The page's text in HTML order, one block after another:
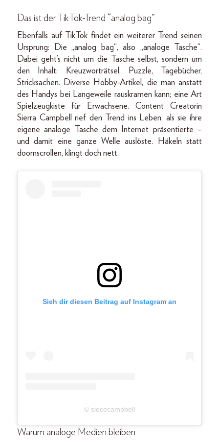
Das ist der TikTok-Trend “analog bag”
Ebenfalls auf TikTok findet ein weiterer Trend seinen
Ursprung: Die „analog bag“, also „analoge Tasche“.
Dabei geht’s nicht um die Tasche selbst, sondern um
den Inhalt: Kreuzworträtsel, Puzzle, Tagebücher,
Stricksachen. Diverse Hobby-Artikel, die man anstatt
des Handys bei Langeweile rauskramen kann; eine Art
Spielzeugkiste für Erwachsene. Content Creatorin
Sierra Campbell rief den Trend ins Leben, als sie ihre
eigene analoge Tasche dem Internet präsentierte –
und damit eine ganze Welle auslöste. Häkeln statt
doomscrollen, klingt doch nett.
Sieh dir diesen Beitrag auf Instagram an
© siececampbell
Warum analoge Medien bleiben